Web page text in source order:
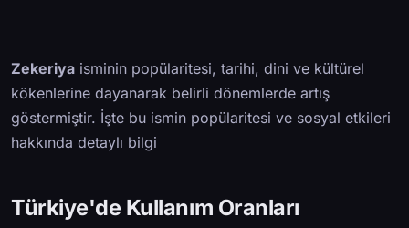
Zekeriya isminin popülaritesi, tarihi, dini ve kültürel
kökenlerine dayanarak belirli dönemlerde artış
göstermiştir. İşte bu ismin popülaritesi ve sosyal etkileri
hakkında detaylı bilgi
Türkiye'de Kullanım Oranları